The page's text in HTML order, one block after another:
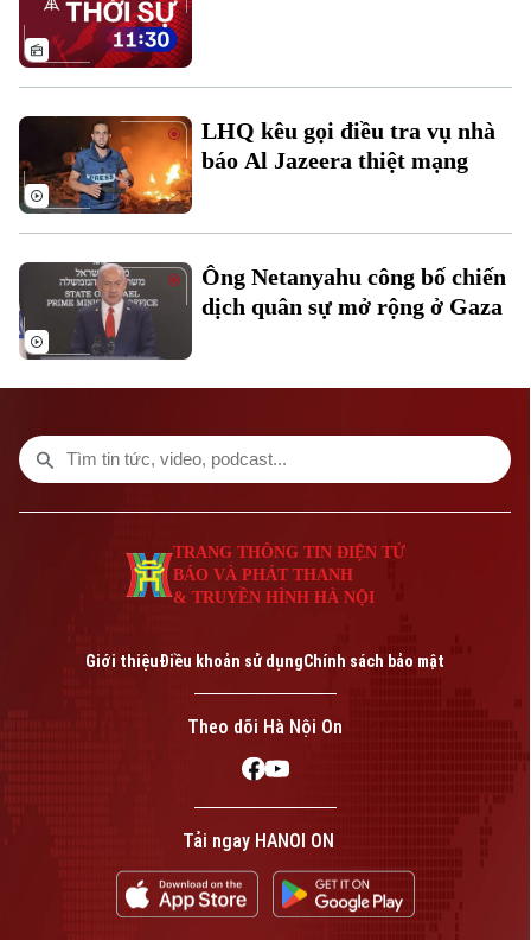
Liên hệ đường dây nóng (bấm để gọi)
Tòa soạn
0865.116.699 (hotline)
Tòa soạn
0865.116.699
phép số: Số 63/GP-TTDT, cấp ngày 10/05/2023
TRANG THÔNG TIN ĐIỆN TỬ
CỦA CƠ QUAN BÁO VÀ PHÁT THANH TRUYỀN HÌNH HÀ NỘI
Số 3-5 Huỳnh Thúc Kháng-Phường Láng-Hà Nội
LHQ kêu gọi điều tra vụ nhà
báo Al Jazeera thiệt mạng
Ông Netanyahu công bố chiến
dịch quân sự mở rộng ở Gaza
TRANG THÔNG TIN ĐIỆN TỬ
BÁO VÀ PHÁT THANH
& TRUYỀN HÌNH HÀ NỘI
Giới thiệuĐiều khoản sử dụngChính sách bảo mật
Theo dõi Hà Nội On
Tải ngay HANOI ON